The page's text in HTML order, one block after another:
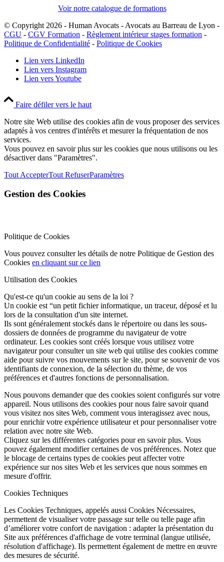
Voir notre catalogue de formations
© Copyright 2026 - Human Avocats - Avocats au Barreau de Lyon -
CGU - CGV Formation - Règlement intérieur stages formation -
Politique de Confidentialité - Politique de Cookies
Lien vers LinkedIn
Lien vers Instagram
Lien vers Youtube
Faire défiler vers le haut
Notre site Web utilise des cookies afin de vous proposer des services
adaptés à vos centres d'intérêts et mesurer la fréquentation de nos
services.
Vous pouvez en savoir plus sur les cookies que nous utilisons ou les
désactiver dans "Paramètres".
Tout AccepterTout RefuserParamètres
Gestion des Cookies
Politique de Cookies
Vous pouvez consulter les détails de notre Politique de Gestion des
Cookies en cliquant sur ce lien
Utilisation des Cookies
Qu'est-ce qu'un cookie au sens de la loi ?
Un cookie est “un petit fichier informatique, un traceur, déposé et lu
lors de la consultation d'un site internet.
Ils sont généralement stockés dans le répertoire ou dans les sous-
dossiers de données de programme du navigateur de votre
ordinateur. Les cookies sont créés lorsque vous utilisez votre
navigateur pour consulter un site web qui utilise des cookies comme
aide pour suivre vos mouvements sur le site, pour se souvenir de vos
identifiants de connexion, de la sélection du thème, de vos
préférences et d'autres fonctions de personnalisation.
Nous pouvons demander que des cookies soient configurés sur votre
appareil. Nous utilisons des cookies pour nous faire savoir quand
vous visitez nos sites Web, comment vous interagissez avec nous,
pour enrichir votre expérience utilisateur et pour personnaliser votre
relation avec notre site Web.
Cliquez sur les différentes catégories pour en savoir plus. Vous
pouvez également modifier certaines de vos préférences. Notez que
le blocage de certains types de cookies peut affecter votre
expérience sur nos sites Web et les services que nous sommes en
mesure d'offrir.
Cookies Techniques
Les Cookies Techniques, appelés aussi Cookies Nécessaires,
permettent de visualiser votre passage sur telle ou telle page afin
d’améliorer votre confort de navigation : adapter la présentation du
Site aux préférences d'affichage de votre terminal (langue utilisée,
résolution d'affichage). Ils permettent également de mettre en œuvre
des mesures de sécurité.